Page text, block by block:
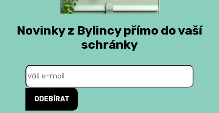
Novinky z Bylincy přímo do vaší
schránky
ODEBÍRAT